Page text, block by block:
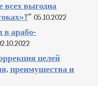
выгодна
" 05.10.2022
в арабо-
целей
преимущества и